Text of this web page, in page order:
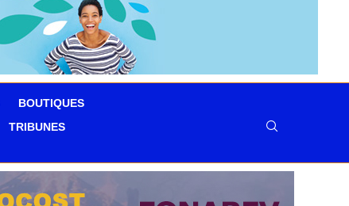
BOUTIQUES
TRIBUNES